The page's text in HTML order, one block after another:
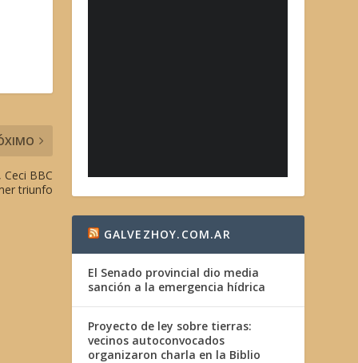
BBC
triunfo
GALVEZHOY.COM.AR
El Senado provincial dio media
sanción a la emergencia hídrica
Proyecto de ley sobre tierras:
vecinos autoconvocados
organizaron charla en la Biblio